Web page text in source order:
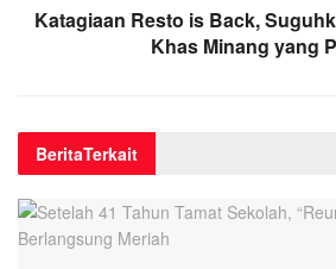
Katagiaan Resto is Back,
Khas Minang yang
BeritaTerkait